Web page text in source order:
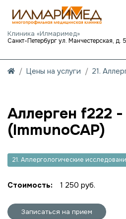
Клиника «Илмаримед»
Цены на услуги 21.
Аллерген f222 -
(ImmunoCAP)
21. Аллергологические
Стоимость: 1 250 руб.
Записаться на прием